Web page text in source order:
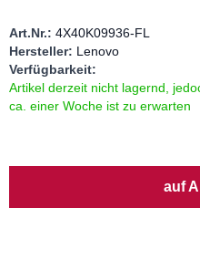
Art.Nr.: 4X40K09936-FL
Hersteller: Lenovo
Verfügbarkeit:
Artikel derzeit nicht lagernd,
ca. einer Woche ist zu erwarten
auf